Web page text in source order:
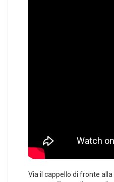
Via il cappello di fronte alla